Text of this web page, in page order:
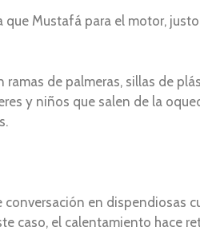
Mustafá para el motor,
de palmeras, sillas de
y niños que salen de la
en dispendiosas
caso, el calentamiento hace